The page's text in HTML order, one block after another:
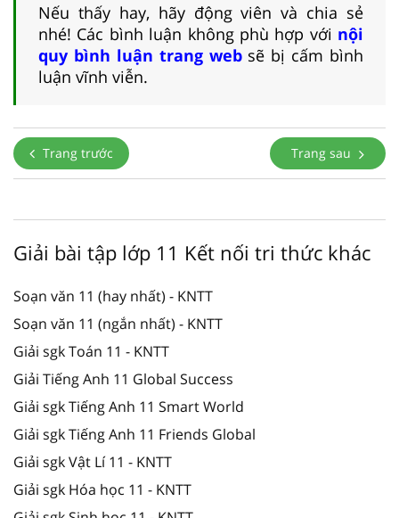
Nếu thấy hay, hãy động viên và chia sẻ
nhé! Các bình luận không phù hợp với nội
quy bình luận trang websẽ bị cấm bình
luận vĩnh viễn.
Trang trước Trang sau
Giải bài tập lớp 11 Kết nối tri thức khác
Soạn văn 11 (hay nhất) - KNTT
Soạn văn 11 (ngắn nhất) - KNTT
Giải sgk Toán 11 - KNTT
Giải Tiếng Anh 11 Global Success
Giải sgk Tiếng Anh 11 Smart World
Giải sgk Tiếng Anh 11 Friends Global
Giải sgk Vật Lí 11 - KNTT
Giải sgk Hóa học 11 - KNTT